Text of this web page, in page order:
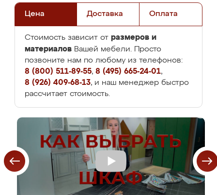
Цена Доставка Оплата
Стоимость зависит от размеров и
материалов Вашей мебели. Просто
позвоните нам по любому из телефонов:
8 (800) 511-89-55, 8 (495) 665-24-01,
8 (926) 409-68-13, и наш менеджер быстро
рассчитает стоимость.